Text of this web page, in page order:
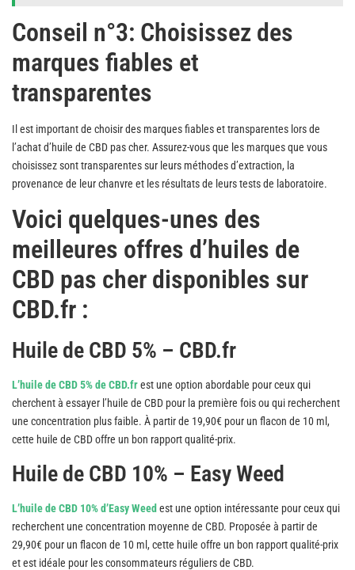
Conseil n°3: Choisissez des
marques fiables et
transparentes
Il est important de choisir des marques fiables et transparentes lors de
l’achat d’huile de CBD pas cher. Assurez-vous que les marques que vous
choisissez sont transparentes sur leurs méthodes d’extraction, la
provenance de leur chanvre et les résultats de leurs tests de laboratoire.
Voici quelques-unes des
meilleures offres d’huiles de
CBD pas cher disponibles sur
CBD.fr :
Huile de CBD 5% – CBD.fr
L’huile de CBD 5% de CBD.frest une option abordable pour ceux qui
cherchent à essayer l’huile de CBD pour la première fois ou qui recherchent
une concentration plus faible. À partir de 19,90€ pour un flacon de 10 ml,
cette huile de CBD offre un bon rapport qualité-prix.
Huile de CBD 10% – Easy Weed
L’huile de CBD 10% d’Easy Weed est une option intéressante pour ceux qui
recherchent une concentration moyenne de CBD. Proposée à partir de
29,90€ pour un flacon de 10 ml, cette huile offre un bon rapport qualité-prix
et est idéale pour les consommateurs réguliers de CBD.